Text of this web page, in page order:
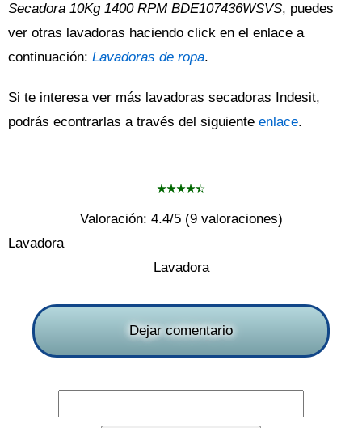
Secadora 10Kg 1400 RPM BDE107436WSVS, puedes
ver otras lavadoras haciendo click en el enlace a
continuación: Lavadoras de ropa.
Si te interesa ver más lavadoras secadoras Indesit,
podrás econtrarlas a través del siguiente enlace.
Valoración: 4.4/5 (9valoraciones)
Lavadora
Lavadora
Dejar comentario